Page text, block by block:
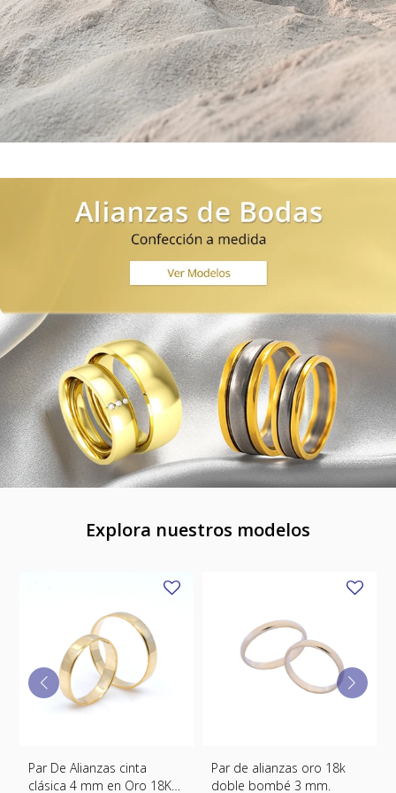
Explora nuestros modelos
18K
Par de alianzas oro 18k
doble bombé 3 mm.
Par de alianzas cinta
especial 2 mm oro 18k